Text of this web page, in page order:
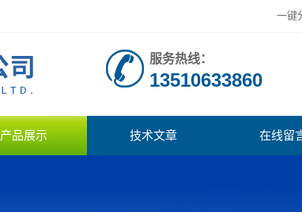
一键
服务热线：
13510633860
产品展示 技术文章 在线留